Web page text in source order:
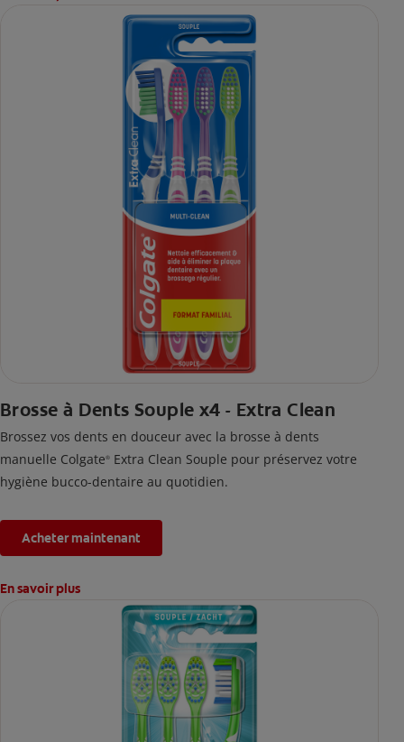
Brosse à Dents Souple x4 - Extra Clean
Brossez vos dents en douceur avec la brosse à dents
manuelle Colgate® Extra Clean Souple pour préservez votre
hygiène bucco-dentaire au quotidien.
Acheter maintenant
En savoir plus